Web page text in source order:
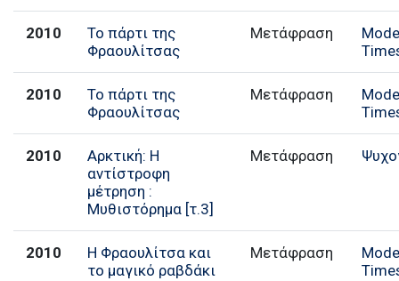
2010
Το πάρτι της
Φραουλίτσας
Μετάφραση
2010
Το πάρτι της
Φραουλίτσας
Μετάφραση
2010
Αρκτική: Η
αντίστροφη
μέτρηση :
Μυθιστόρημα [τ.3]
Μετάφραση
2010
Η Φραουλίτσα και
το μαγικό ραβδάκι
Μετάφραση